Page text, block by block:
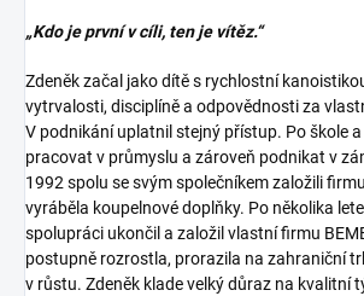
„Kdo je první v cíli, ten je vítěz.“
Zdeněk začal jako dítě s rychlostní
vytrvalosti, disciplíně a odpovědnosti za
V podnikání uplatnil stejný přístup. Po škole a
pracovat v průmyslu a zároveň podnikat v
1992 spolu se svým společníkem založili
vyráběla koupelnové doplňky. Po několika
spolupráci ukončil a založil vlastní firmu
postupně rozrostla, prorazila na zahraniční
v růstu. Zdeněk klade velký důraz na kvalitní